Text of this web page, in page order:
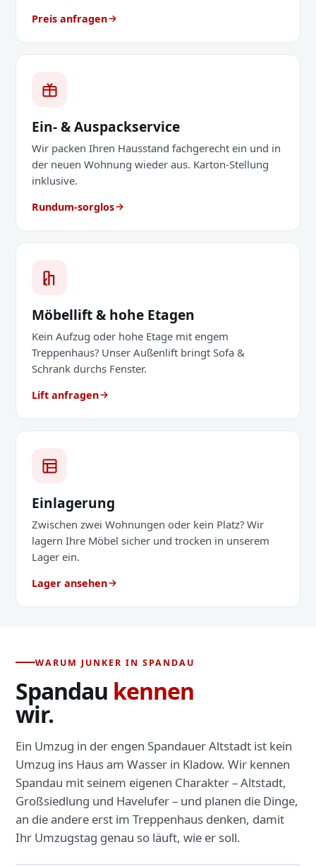
Preis anfragen
Ein- & Auspackservice
Wir packen Ihren Hausstand fachgerecht ein und in
der neuen Wohnung wieder aus. Karton-Stellung
inklusive.
Rundum-sorglos
Möbellift & hohe Etagen
Kein Aufzug oder hohe Etage mit engem
Treppenhaus? Unser Außenlift bringt Sofa &
Schrank durchs Fenster.
Lift anfragen
Einlagerung
Zwischen zwei Wohnungen oder kein Platz? Wir
lagern Ihre Möbel sicher und trocken in unserem
Lager ein.
Lager ansehen
WARUM JUNKER IN SPANDAU
Spandau kennen
wir.
Ein Umzug in der engen Spandauer Altstadt ist kein
Umzug ins Haus am Wasser in Kladow. Wir kennen
Spandau mit seinem eigenen Charakter – Altstadt,
Großsiedlung und Havelufer – und planen die Dinge,
an die andere erst im Treppenhaus denken, damit
Ihr Umzugstag genau so läuft, wie er soll.
Eingespielte Teams – seit über 12 Jahren in Berlin &
Spandau.